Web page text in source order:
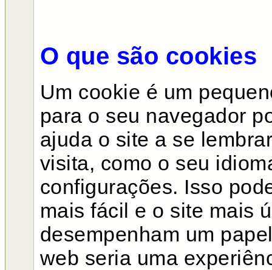
O que são cookies
Um cookie é um
para o seu navegador
ajuda o site a se
visita, como o seu
configurações. Isso
mais fácil e o site mais
desempenham um
web seria uma